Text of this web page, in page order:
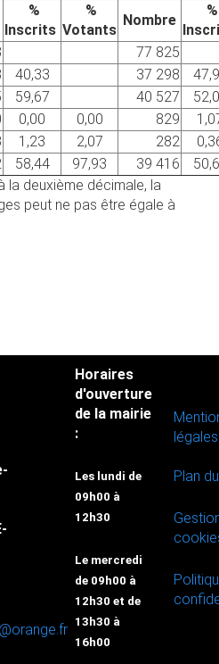
%
Inscrits
%
Votants
Nombre
%
77 825
40,33 37 298
59,67 40 527
0,00 0,00 829
1,23 2,07 282
58,44 97,93 39 416
la deuxième décimale, la
peut ne pas être égale à
Horaires
d'ouverture
de la mairie
:
Les lundi de
09h00 à
12h30
Le mercredi
de 09h00 à
12h30 et de
13h30 à
16h00
légales
Plan